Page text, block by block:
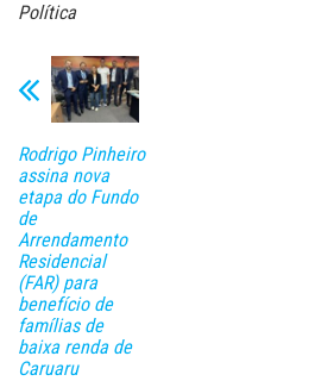
Política
Rodrigo Pinheiro
assina nova
etapa do Fundo
de
Arrendamento
Residencial
(FAR) para
benefício de
famílias de
baixa renda de
Caruaru